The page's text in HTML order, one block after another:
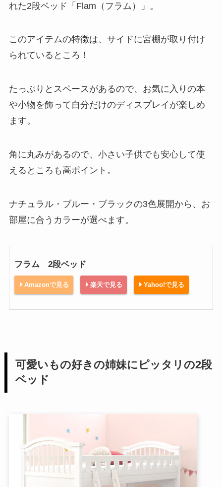
れた2段ベッド「Flam（フラム）」。
このアイテムの特徴は、サイドに宮棚が取り付け
られているところ！
たっぷりとスペースがあるので、お気に入りの本
や小物を飾って自分だけのディスプレイが楽しめ
ます。
角に丸みがあるので、小さい子供でも安心して使
えるところも高ポイント。
ナチュラル・ブルー・ブラックの3色展開から、お
部屋に合うカラーが選べます。
フラム 2段ベッド
Amazonで見る 楽天で見る Yahoo!で見る
可愛いもの好きの姉妹にピッタリの2段
ベッド